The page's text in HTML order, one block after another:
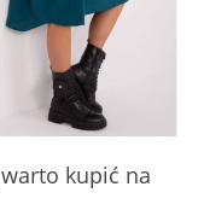
kupić na